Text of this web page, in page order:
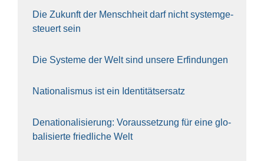
Die Zukunft der Mensch­heit darf nicht sys­tem­ge­
steu­ert sein
Die Sys­te­me der Welt sind unse­re Erfin­dun­gen
Natio­na­lis­mus ist ein Iden­ti­täts­er­satz
Dena­tio­na­li­sie­rung: Vor­aus­set­zung für eine glo­
ba­li­sier­te fried­li­che Welt